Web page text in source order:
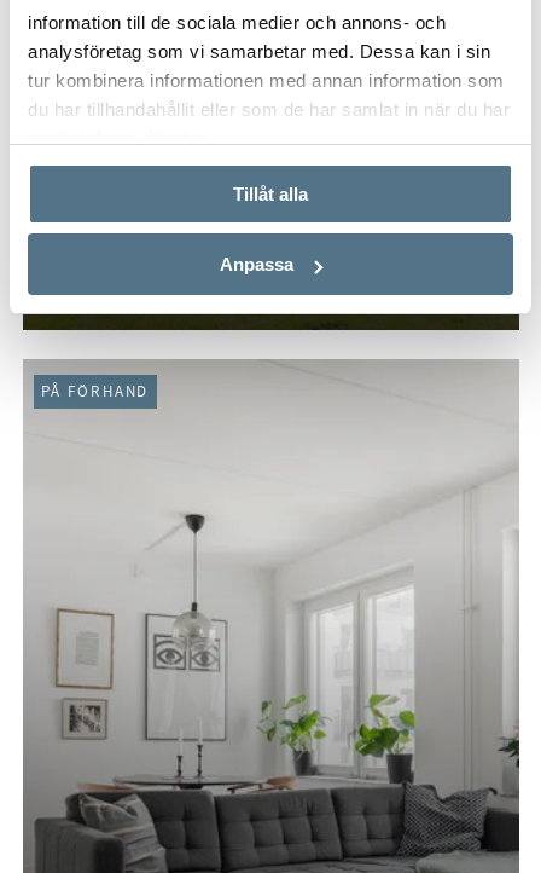
information till de sociala medier och annons- och
analysföretag som vi samarbetar med. Dessa kan i sin
tur kombinera informationen med annan information som
du har tillhandahållit eller som de har samlat in när du har
Tillåt alla
Anpassa
LOMMA - BROHUS, LOMMA
Brohusvägen 2B
102 KVM 4 RUM 7 195 000 KR
PÅ FÖRHAND